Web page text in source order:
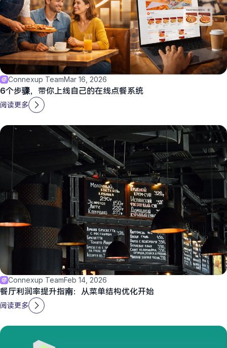
Connexup TeamMar 16, 2026
6个步骤，带你上线自己的在线点餐系统
阅读更多
Connexup TeamFeb 14, 2026
餐厅利润率提升指南：从菜单结构优化开始
阅读更多